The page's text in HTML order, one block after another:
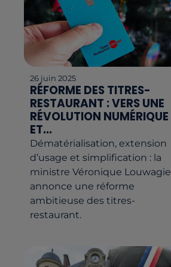
26 juin 2025
RÉFORME DES TITRES-
RESTAURANT : VERS UNE
RÉVOLUTION NUMÉRIQUE
ET...
Dématérialisation, extension
d’usage et simplification : la
ministre Véronique Louwagie
annonce une réforme
ambitieuse des titres-
restaurant.